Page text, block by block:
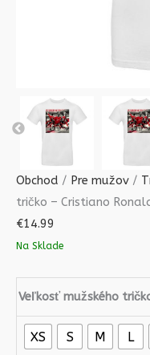
Obchod / Pre mužov /
tričko – Cristiano
€14.99
Na Sklade
Veľkosť mužského
XS S M L